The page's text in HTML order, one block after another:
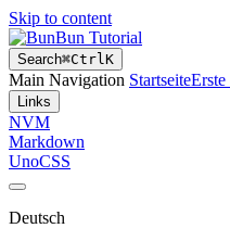
Skip to content
Bun Tutorial
Search⌘CtrlK
Main Navigation StartseiteErste
Links
NVM
Markdown
UnoCSS
Deutsch